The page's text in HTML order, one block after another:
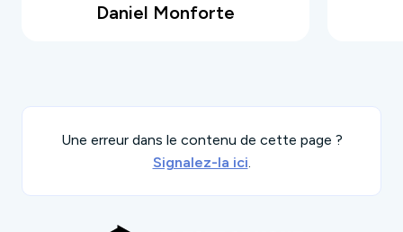
Daniel Monforte
Une erreur dans le contenu de cette page ?
Signalez-la ici.